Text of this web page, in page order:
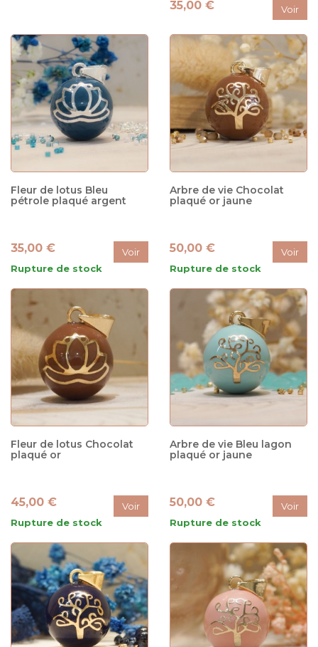
35,00 € Voir
Fleur de lotus Bleu
pétrole plaqué argent
35,00 €
Voir
Rupture de stock
Arbre de vie Chocolat
plaqué or jaune
50,00 €
Voir
Rupture de stock
Fleur de lotus Chocolat
plaqué or
45,00 €
Voir
Rupture de stock
Arbre de vie Bleu lagon
plaqué or jaune
50,00 €
Voir
Rupture de stock